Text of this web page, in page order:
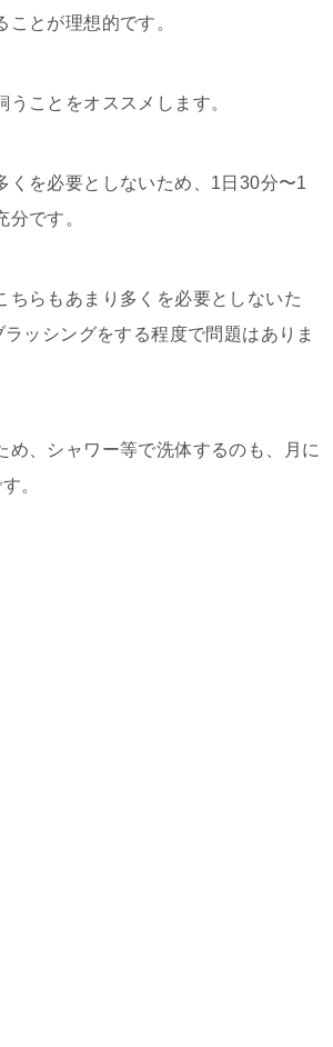
とが理想的です。
うことをオススメします。
くを必要としないため、1日30分〜1
分です。
ちらもあまり多くを必要としないた
ッシングをする程度で問題はありま
め、シャワー等で洗体するのも、月に
。